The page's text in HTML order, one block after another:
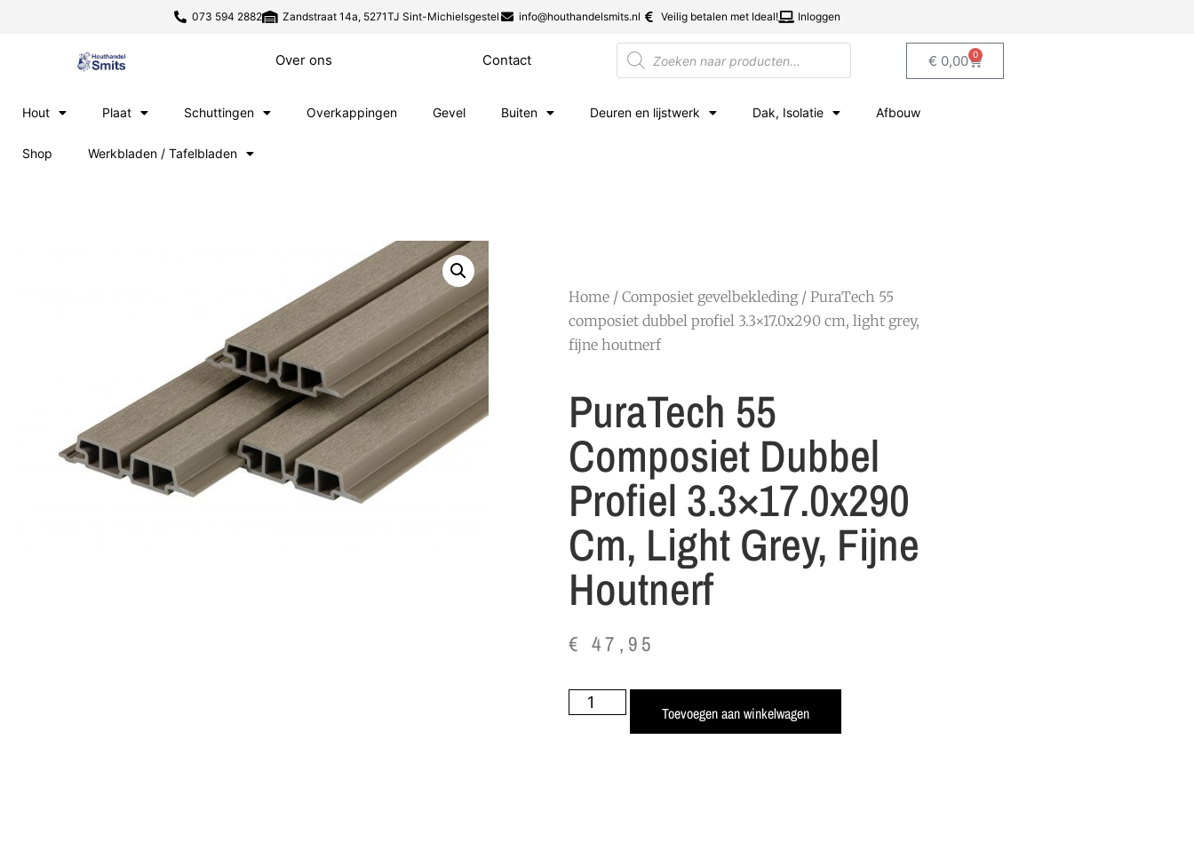
073 594 2882 Zandstraat 14a, 5271TJ Sint-Michielsgestel info@houthandelsmits.nl Veilig betalen met Ideal! Inloggen
Over ons Contact € 0,00 0
Hout Plaat Schuttingen Overkappingen Gevel Buiten Deuren en lijstwerk Dak, Isolatie Afbouw
Shop Werkbladen / Tafelbladen
Home / Composiet gevelbekleding/ PuraTech 55
composiet dubbel profiel 3.3×17.0x290 cm, light grey,
fijne houtnerf
PuraTech 55
Composiet Dubbel
Profiel 3.3×17.0x290
Cm, Light Grey, Fijne
Houtnerf
€ 47,95
Toevoegen aan winkelwagen